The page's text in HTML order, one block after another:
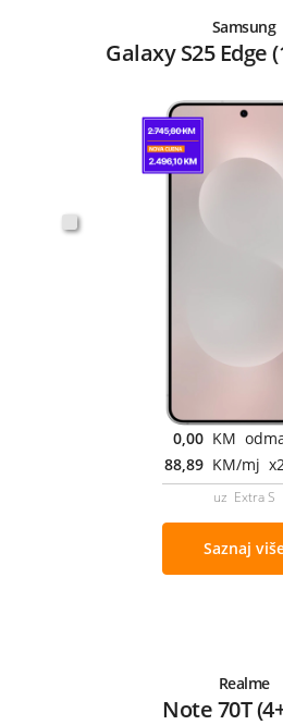
Samsung
Galaxy S25 Edge
0,00 KM
88,89 KM/mj
uz Extra S
Saznaj
Realme
Note 70T